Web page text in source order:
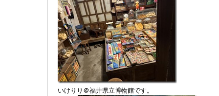
いけりり＠福井県立博物館です。